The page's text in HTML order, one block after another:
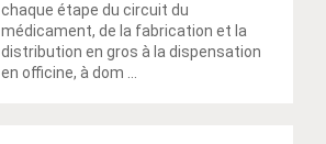
chaque étape du circuit du
médicament, de la fabrication et la
distribution en gros à la dispensation
en officine, à dom ...